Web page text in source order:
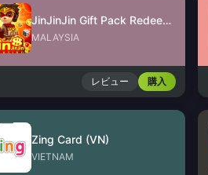
JinJinJin Gift Pack Redeem Code
MALAYSIA
レビュー 購入
Zing Card (VN)
VIETNAM